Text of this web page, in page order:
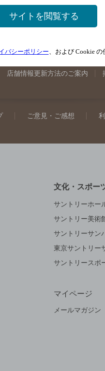
山口県の
店舗情報更新方法のご案内
ご意見・ご感想
文化・スポー
サントリーホー
サントリー美術
サントリーサン
東京サントリー
サントリースポ
マイページ
メールマガジン
サイトを閲覧する
バシーポリシー、および Cookie の